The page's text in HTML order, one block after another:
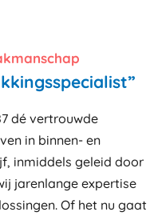
dé vertrouwde
in binnen- en
inmiddels geleid door
jarenlange expertise
Of het nu gaat